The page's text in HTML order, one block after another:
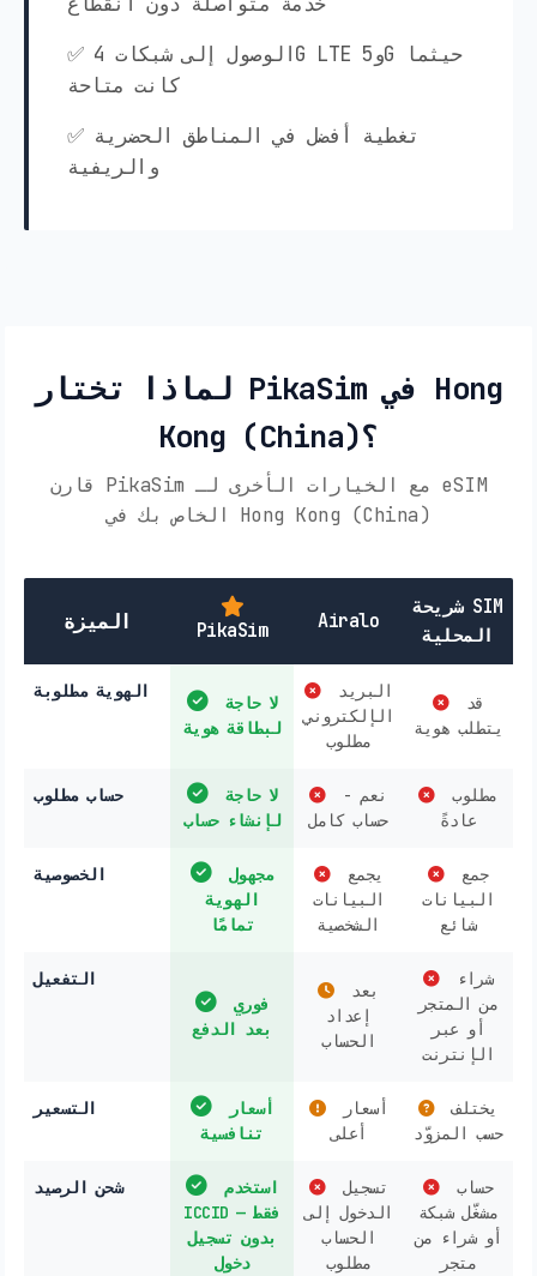
✅ الوصول إلى شبكات 4G LTE و5G حيثما
كانت متاحة
✅ تغطية أفضل في المناطق الحضرية
والريفية
لماذا تختار PikaSim في Hong
Kong (China)؟
قارن PikaSim مع الخيارات الأخرى لـ eSIM
الخاص بك في Hong Kong (China)
الميزة PikaSim Airalo
شريحة SIM
المحلية
الهوية مطلوبة
لبطاقة هوية
الإلكتروني
مطلوب
يتطلب هوية
حساب مطلوب
لإنشاء حساب
حساب كامل
مطلوب
عادةً
الخصوصية
الهوية
تمامًا
البيانات
الشخصية
البيانات
شائع
التفعيل
بعد الدفع
إعداد
الحساب
من المتجر
أو عبر
الإنترنت
التسعير
تنافسية
أعلى
يختلف
حسب المزوّد
شحن الرصيد
ICCID فقط —
بدون تسجيل
دخول
الدخول إلى
الحساب
مطلوب
مشغّل شبكة
أو شراء من
متجر